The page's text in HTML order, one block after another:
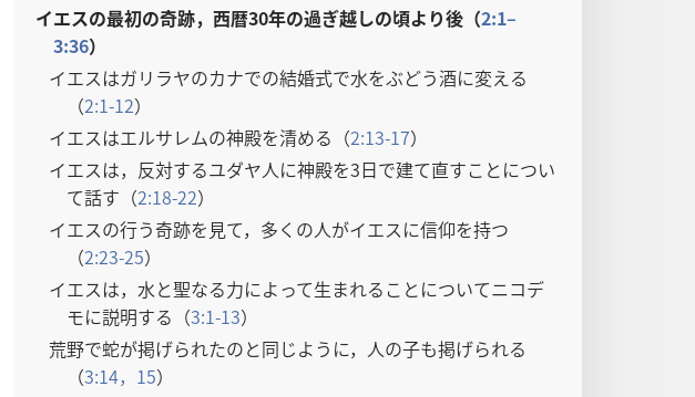
イエスの最初の奇跡，西暦30年の過ぎ越しの頃より後（2:1–
3:36）
イエスはガリラヤのカナでの結婚式で水をぶどう酒に変える
（2:1-12）
イエスはエルサレムの神殿を清める（2:13-17）
イエスは，反対するユダヤ人に神殿を3日で建て直すことについ
て話す（2:18-22）
イエスの行う奇跡を見て，多くの人がイエスに信仰を持つ
（2:23-25）
イエスは，水と聖なる力によって生まれることについてニコデ
モに説明する（3:1-13）
荒野で蛇が掲げられたのと同じように，人の子も掲げられる
（3:14，15）